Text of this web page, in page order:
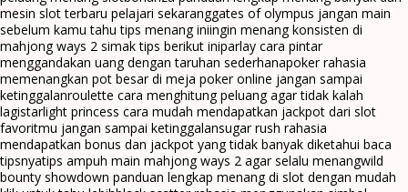
mesin slot terbaru pelajari sekaranggates of olympus jangan main
sebelum kamu tahu tips menang iniingin menang konsisten di
mahjong ways 2 simak tips berikut iniparlay cara pintar
menggandakan uang dengan taruhan sederhanapoker rahasia
memenangkan pot besar di meja poker online jangan sampai
ketinggalanroulette cara menghitung peluang agar tidak kalah
lagistarlight princess cara mudah mendapatkan jackpot dari slot
favoritmu jangan sampai ketinggalansugar rush rahasia
mendapatkan bonus dan jackpot yang tidak banyak diketahui baca
tipsnyatips ampuh main mahjong ways 2 agar selalu menangwild
bounty showdown panduan lengkap menang di slot dengan mudah